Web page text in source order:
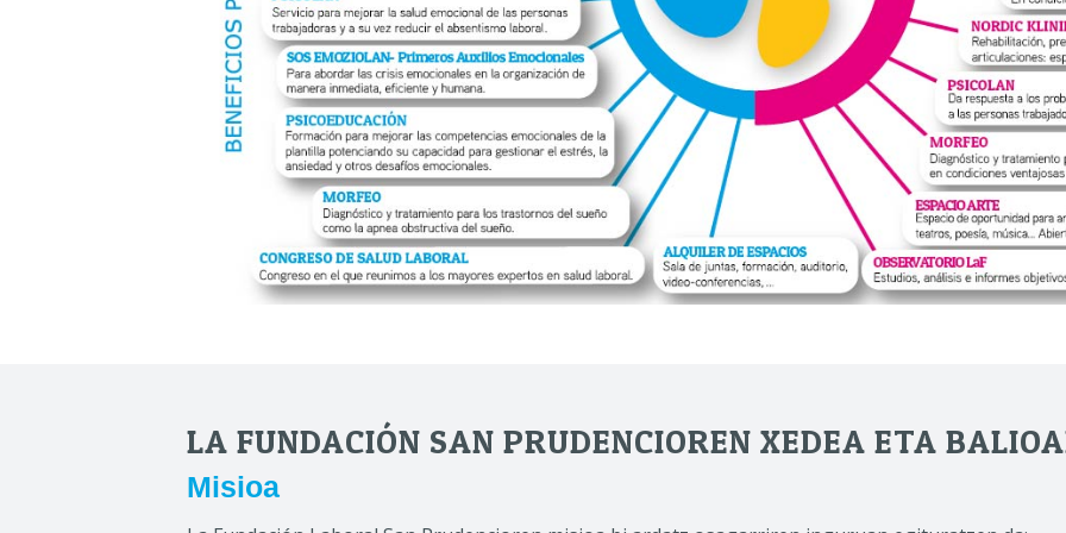
LA FUNDACIÓN SAN PRUDENCIOREN XEDEA ETA
Misioa